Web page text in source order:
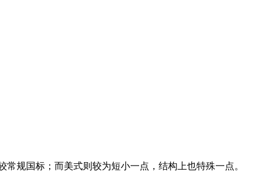
规国标；而美式则较为短小一点，结构上也特殊一点。